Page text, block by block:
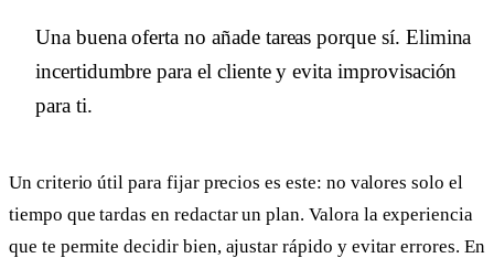
Una buena oferta no añade tareas porque sí. Elimina
incertidumbre para el cliente y evita improvisación
para ti.
Un criterio útil para fijar precios es este: no valores solo el
tiempo que tardas en redactar un plan. Valora la experiencia
que te permite decidir bien, ajustar rápido y evitar errores. En